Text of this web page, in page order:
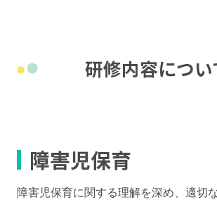
研修内容につい
障害児保育
障害児保育に関する理解を深め、適切